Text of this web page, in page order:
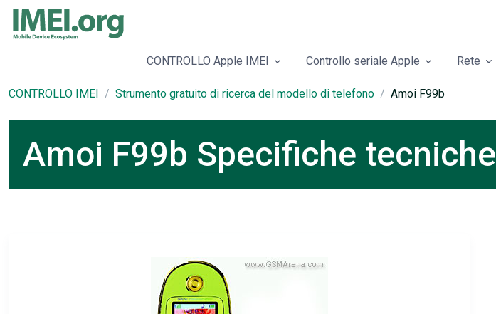
CONTROLLO Apple IMEI Controllo seriale Apple Rete
CONTROLLO IMEI Strumento gratuito di ricerca del modello di telefono Amoi F99b
Amoi F99b Specifiche tecniche